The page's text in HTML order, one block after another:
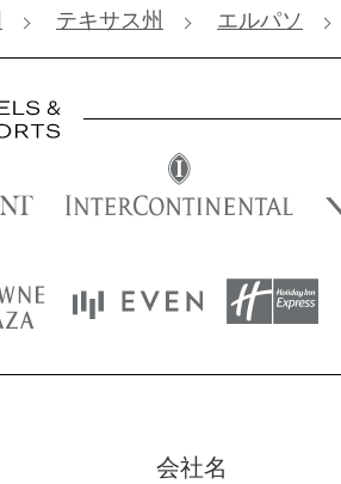
テキサス州 エルパソ
会社名